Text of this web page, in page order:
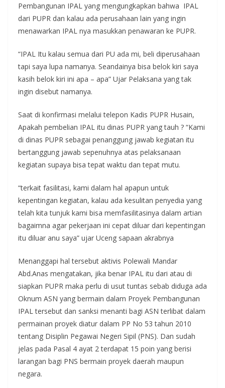
Pembangunan IPAL yang mengungkapkan bahwa IPAL
dari PUPR dan kalau ada perusahaan lain yang ingin
menawarkan IPAL nya masukkan penawaran ke PUPR.
“IPAL Itu kalau semua dari PU ada mi, beli diperusahaan
tapi saya lupa namanya. Seandainya bisa belok kiri saya
kasih belok kiri ini apa – apa” Ujar Pelaksana yang tak
ingin disebut namanya.
Saat di konfirmasi melalui telepon Kadis PUPR Husain,
Apakah pembelian IPAL itu dinas PUPR yang tauh ? “Kami
di dinas PUPR sebagai penanggung jawab kegiatan itu
bertanggung jawab sepenuhnya atas pelaksanaan
kegiatan supaya bisa tepat waktu dan tepat mutu.
“terkait fasilitasi, kami dalam hal apapun untuk
kepentingan kegiatan, kalau ada kesulitan penyedia yang
telah kita tunjuk kami bisa memfasilitasinya dalam artian
bagaimna agar pekerjaan ini cepat diluar dari kepentingan
itu diluar anu saya” ujar Uceng sapaan akrabnya
Menanggapi hal tersebut aktivis Polewali Mandar
Abd.Anas mengatakan, jika benar IPAL itu dari atau di
siapkan PUPR maka perlu di usut tuntas sebab diduga ada
Oknum ASN yang bermain dalam Proyek Pembangunan
IPAL tersebut dan sanksi menanti bagi ASN terlibat dalam
permainan proyek diatur dalam PP No 53 tahun 2010
tentang Disiplin Pegawai Negeri Sipil (PNS). Dan sudah
jelas pada Pasal 4 ayat 2 terdapat 15 poin yang berisi
larangan bagi PNS bermain proyek daerah maupun
negara.